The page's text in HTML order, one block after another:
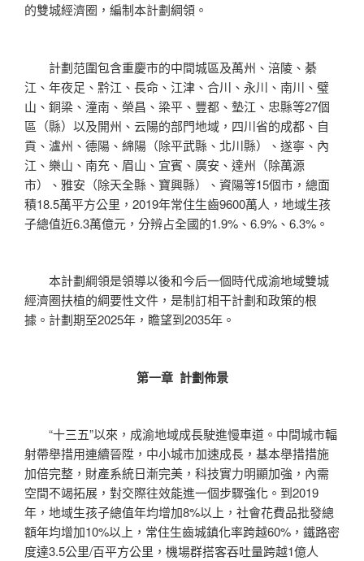
的雙城經濟圈，編制本計劃綱領。
計劃范圍包含重慶市的中間城區及萬州、涪陵、綦
江、年夜足、黔江、長命、江津、合川、永川、南川、璧
山、銅梁、潼南、榮昌、梁平、豐都、墊江、忠縣等27個
區（縣）以及開州、云陽的部門地域，四川省的成都、自
貢、瀘州、德陽、綿陽（除平武縣、北川縣）、遂寧、內
江、樂山、南充、眉山、宜賓、廣安、達州（除萬源
市）、雅安（除天全縣、寶興縣）、資陽等15個市，總面
積18.5萬平方公里，2019年常住生齒9600萬人，地域生孩
子總值近6.3萬億元，分辨占全國的1.9%、6.9%、6.3%。
本計劃綱領是領導以後和今后一個時代成渝地域雙城
經濟圈扶植的綱要性文件，是制訂相干計劃和政策的根
據。計劃期至2025年，瞻望到2035年。
第一章 計劃佈景
“十三五”以來，成渝地域成長駛進慢車道。中間城市輻
射帶舉措用連續晉陞，中小城市加速成長，基本舉措措施
加倍完整，財產系統日漸完美，科技實力明顯加強，內需
空間不竭拓展，對交際往效能進一個步驟強化。到2019
年，地域生孩子總值年均增加8%以上，社會花費品批發總
額年均增加10%以上，常住生齒城鎮化率跨越60%，鐵路密
度達3.5公里/百平方公里，機場群搭客吞吐量跨越1億人